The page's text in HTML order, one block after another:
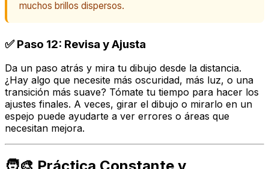
muchos brillos dispersos.
✅ Paso 12: Revisa y Ajusta
Da un paso atrás y mira tu dibujo desde la distancia.
¿Hay algo que necesite más oscuridad, más luz, o una
transición más suave? Tómate tu tiempo para hacer los
ajustes finales. A veces, girar el dibujo o mirarlo en un
espejo puede ayudarte a ver errores o áreas que
necesitan mejora.